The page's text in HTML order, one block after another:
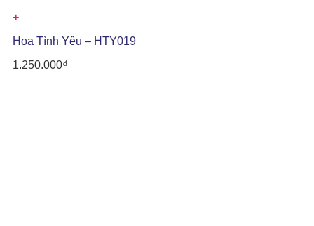
+
Hoa Tình Yêu – HTY019
1.250.000₫